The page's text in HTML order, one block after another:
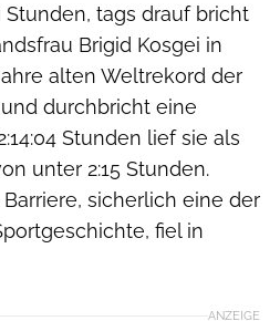
Stunden, tags drauf bricht
Brigid Kosgei in
alten Weltrekord der
durchbricht eine
Stunden lief sie als
unter 2:15 Stunden.
sicherlich eine der
fiel in
ANZEIGE